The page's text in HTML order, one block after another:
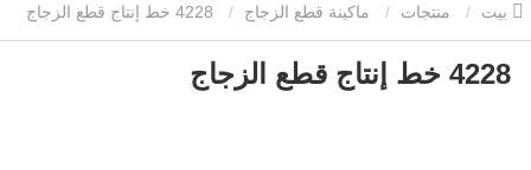
منتجات ماكينة قطع الزجاج
4228 خط إنتاج قطع الزجاج